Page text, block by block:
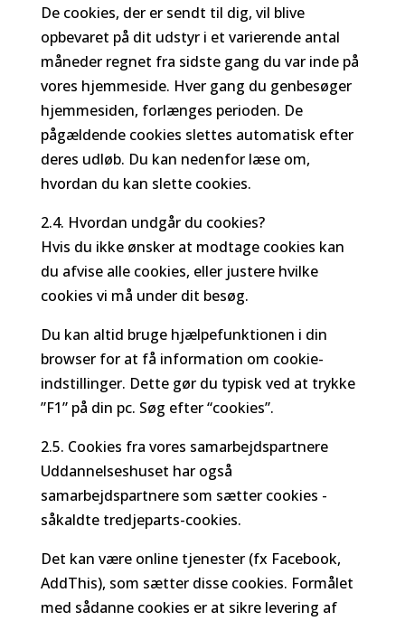
De cookies, der er sendt til dig, vil blive
opbevaret på dit udstyr i et varierende antal
måneder regnet fra sidste gang du var inde på
vores hjemmeside. Hver gang du genbesøger
hjemmesiden, forlænges perioden. De
pågældende cookies slettes automatisk efter
deres udløb. Du kan nedenfor læse om,
hvordan du kan slette cookies.
2.4. Hvordan undgår du cookies?
Hvis du ikke ønsker at modtage cookies kan
du afvise alle cookies, eller justere hvilke
cookies vi må under dit besøg.
Du kan altid bruge hjælpefunktionen i din
browser for at få information om cookie-
indstillinger. Dette gør du typisk ved at trykke
”F1” på din pc. Søg efter “cookies”.
2.5. Cookies fra vores samarbejdspartnere
Uddannelseshuset har også
samarbejdspartnere som sætter cookies -
såkaldte tredjeparts-cookies.
Det kan være online tjenester (fx Facebook,
AddThis), som sætter disse cookies. Formålet
med sådanne cookies er at sikre levering af